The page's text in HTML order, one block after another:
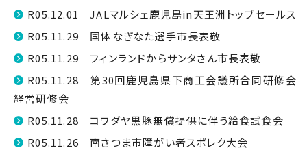
R05.12.01 JALマルシェ鹿児島in天王洲トップセールス
R05.11.29 国体なぎなた選手市長表敬
R05.11.29 フィンランドからサンタさん市長表敬
R05.11.28 第30回鹿児島県下商工会議所合同研修会
経営研修会
R05.11.28 コワダヤ黒豚無償提供に伴う給食試食会
R05.11.26 南さつま市障がい者スポレク大会